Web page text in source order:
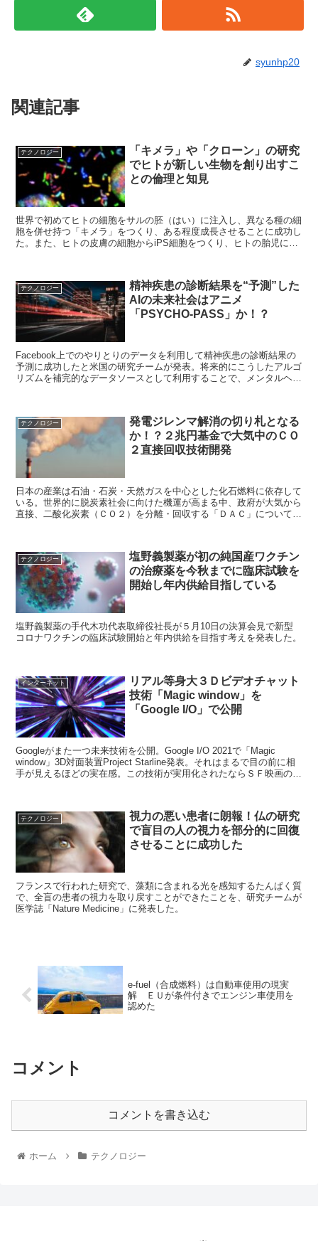
syunhp20
関連記事
テクノロジー
「キメラ」や「クローン」の研究
でヒトが新しい生物を創り出すこ
との倫理と知見
世界で初めてヒトの細胞をサルの胚（はい）に注入し、異なる種の細
胞を併せ持つ「キメラ」をつくり、ある程度成長させることに成功し
た。また、ヒトの皮膚の細胞からiPS細胞をつくり、ヒトの胎児にな
テクノロジー
精神疾患の診断結果を“予測”した
AIの未来社会はアニメ
「PSYCHO-PASS」か！？
Facebook上でのやりとりのデータを利用して精神疾患の診断結果の
予測に成功したと米国の研究チームが発表。将来的にこうしたアルゴ
リズムを補完的なデータソースとして利用することで、メンタルヘル
テクノロジー
発電ジレンマ解消の切り札となる
か！？２兆円基金で大気中のＣＯ
２直接回収技術開発
日本の産業は石油・石炭・天然ガスを中心とした化石燃料に依存して
いる。世界的に脱炭素社会に向けた機運が高まる中、政府が大気から
直接、二酸化炭素（ＣＯ２）を分離・回収する「ＤＡＣ」について、
テクノロジー
塩野義製薬が初の純国産ワクチン
の治療薬を今秋までに臨床試験を
開始し年内供給目指している
塩野義製薬の手代木功代表取締役社長が５月10日の決算会見で新型
コロナワクチンの臨床試験開始と年内供給を目指す考えを発表した。
インターネット
リアル等身大３Ｄビデオチャット
技術「Magic window」を
「Google I/O」で公開
Googleがまた一つ未来技術を公開。Google I/O 2021で「Magic
window」3D対面装置Project Starline発表。それはまるで目の前に相
手が見えるほどの実在感。この技術が実用化されたならＳＦ映画の世
テクノロジー
視力の悪い患者に朗報！仏の研究
で盲目の人の視力を部分的に回復
させることに成功した
フランスで行われた研究で、藻類に含まれる光を感知するたんぱく質
で、全盲の患者の視力を取り戻すことができたことを、研究チームが
医学誌「Nature Medicine」に発表した。
e-fuel（合成燃料）は自動車使用の現実
解 ＥＵが条件付きでエンジン車使用を
認めた
コメント
コメントを書き込む
ホーム テクノロジー